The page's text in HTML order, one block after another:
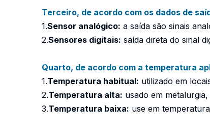
Terceiro, de acordo com os dados de
1.Sensor analógico: a saída são sinais
2.Sensores digitais: saída direta do sinal
Quarto, de acordo com a temperatura
1.Temperatura habitual: utilizado em
2.Temperatura alta: usado em
3.Temperatura baixa: use em